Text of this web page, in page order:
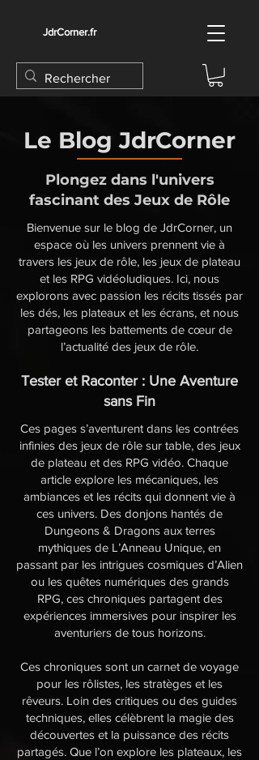
JdrCorner.fr
Le Blog JdrCorner
Plongez dans l'univers
fascinant des Jeux de Rôle
Bienvenue sur le blog de JdrCorner, un
espace où les univers prennent vie à
travers les jeux de rôle, les jeux de plateau
et les RPG vidéoludiques. Ici, nous
explorons avec passion les récits tissés par
les dés, les plateaux et les écrans, et nous
partageons les battements de cœur de
l’actualité des jeux de rôle.
Tester et Raconter : Une Aventure
sans Fin
Ces pages s’aventurent dans les contrées
infinies des jeux de rôle sur table, des jeux
de plateau et des RPG vidéo. Chaque
article explore les mécaniques, les
ambiances et les récits qui donnent vie à
ces univers. Des donjons hantés de
Dungeons & Dragons aux terres
mythiques de L’Anneau Unique, en
passant par les intrigues cosmiques d’Alien
ou les quêtes numériques des grands
RPG, ces chroniques partagent des
expériences immersives pour inspirer les
aventuriers de tous horizons.
Ces chroniques sont un carnet de voyage
pour les rôlistes, les stratèges et les
rêveurs. Loin des critiques ou des guides
techniques, elles célèbrent la magie des
découvertes et la puissance des récits
partagés. Que l’on explore les plateaux, les